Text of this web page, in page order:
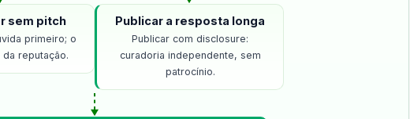
sem pitch
primeiro; o
reputação.
Publicar a resposta longa
Publicar com disclosure:
curadoria independente, sem
patrocínio.